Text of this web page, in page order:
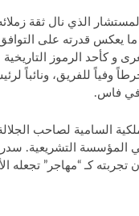
الذي نال ثقة
يعكس قدرته على
و كأحد الرموز
وفياً للفريق، ونائباً
في فاس.
السامية لصاحب
التشريعية.
يؤكد أن تجربته كـ